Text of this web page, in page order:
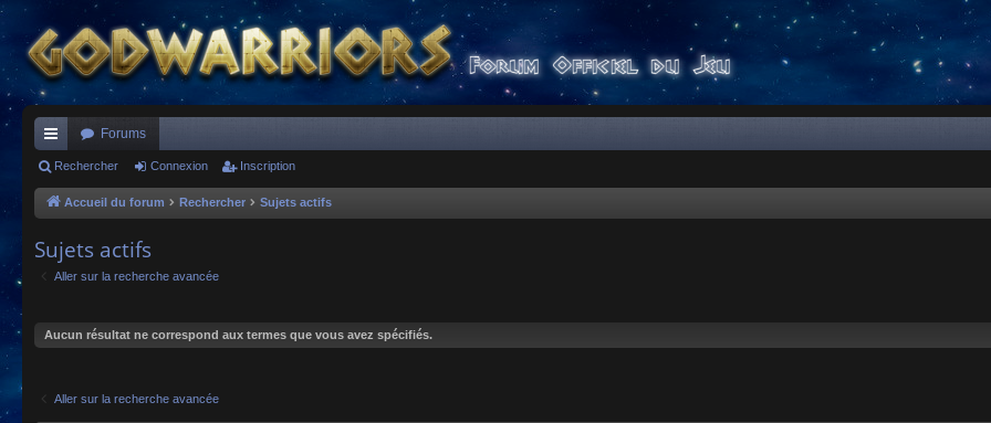
ac
co
Forums
Rechercher Connexion Inscription
Accueil du forum Rechercher Sujets actifs
Sujets actifs
Aller sur la recherche avancée
Aucun résultat ne correspond aux termes que vous avez spécifiés.
Aller sur la recherche avancée